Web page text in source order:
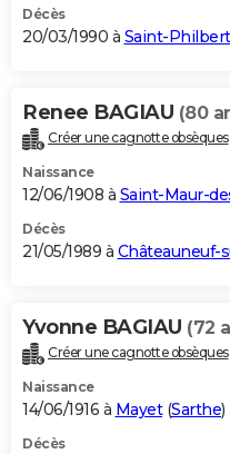
Décès
20/03/1990 à Saint-
Renee BAGIAU (80
Créer une cagnotte obsèques
Naissance
12/06/1908 à Saint-Maur-
Décès
21/05/1989 à Châteauneuf-
Yvonne BAGIAU (72
Créer une cagnotte obsèques
Naissance
14/06/1916 à Mayet(Sarthe)
Décès